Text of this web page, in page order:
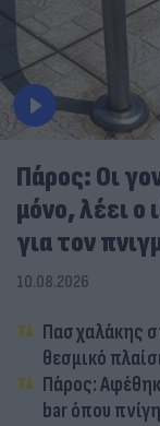
Πάρος: Οι
μόνο, λέει ο
για τον
10.08.2026
Πασχαλάκης
θεσμικό
Πάρος:
bar όπου